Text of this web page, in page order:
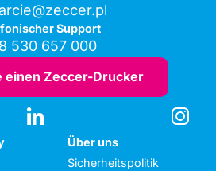
Support
530 657 000
einen Zeccer-Drucker
Über uns
Sicherheitspolitik